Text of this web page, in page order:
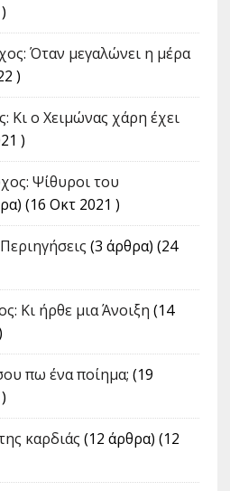
Όταν μεγαλώνει η μέρα
)
Κι ο Χειμώνας χάρη έχει
)
Ψίθυροι του
(16 Οκτ 2021 )
(3 άρθρα) (24
Κι ήρθε μια Άνοιξη (14
πω ένα ποίημα; (19
καρδιάς (12 άρθρα) (12